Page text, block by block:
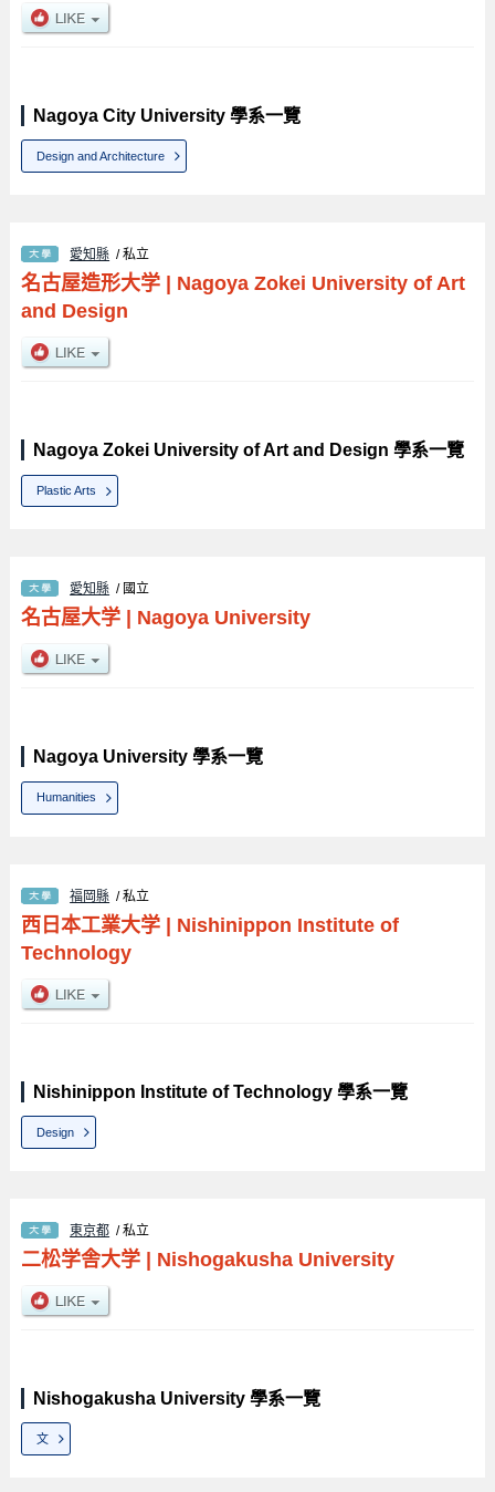
Nagoya City University 學系一覽
Design and Architecture
愛知縣 / 私立
名古屋造形大学| Nagoya Zokei University of Art
and Design
Nagoya Zokei University of Art and Design 學系一覽
Plastic Arts
愛知縣 / 國立
名古屋大学| Nagoya University
Nagoya University 學系一覽
Humanities
福岡縣 / 私立
西日本工業大学| Nishinippon Institute of
Technology
Nishinippon Institute of Technology 學系一覽
Design
東京都 / 私立
二松学舎大学| Nishogakusha University
Nishogakusha University 學系一覽
文